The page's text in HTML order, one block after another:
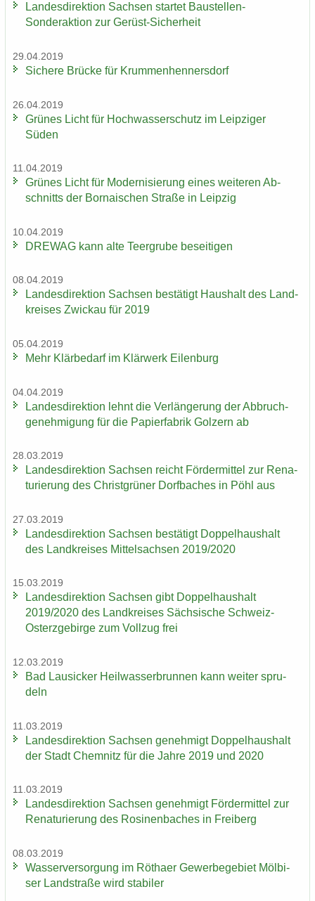
Lan­des­di­rek­ti­on Sach­sen star­tet Baustellen-​
Sonderaktion zur Gerüst-​Sicherheit
29.04.2019
Si­che­re Brü­cke für Krum­men­hen­ners­dorf
26.04.2019
Grü­nes Licht für Hoch­was­ser­schutz im Leip­zi­ger
Süden
11.04.2019
Grü­nes Licht für Mo­der­ni­sie­rung eines wei­te­ren Ab­
schnitts der Bor­na­i­schen Stra­ße in Leip­zig
10.04.2019
DRE­WAG kann alte Teergru­be be­sei­ti­gen
08.04.2019
Lan­des­di­rek­ti­on Sach­sen be­stä­tigt Haus­halt des Land­
krei­ses Zwi­ckau für 2019
05.04.2019
Mehr Klär­be­darf im Klär­werk Ei­len­burg
04.04.2019
Lan­des­di­rek­ti­on lehnt die Ver­län­ge­rung der Ab­bruch­
ge­neh­mi­gung für die Pa­pier­fa­brik Golz­ern ab
28.03.2019
Lan­des­di­rek­ti­on Sach­sen reicht För­der­mit­tel zur Re­na­
tu­rie­rung des Christ­grü­ner Dorf­ba­ches in Pöhl aus
27.03.2019
Lan­des­di­rek­ti­on Sach­sen be­stä­tigt Dop­pel­haus­halt
des Land­krei­ses Mit­tel­sach­sen 2019/2020
15.03.2019
Lan­des­di­rek­ti­on Sach­sen gibt Dop­pel­haus­halt
2019/2020 des Land­krei­ses Säch­si­sche Schweiz-​
Osterzgebirge zum Voll­zug frei
12.03.2019
Bad Lau­si­cker Heil­was­ser­brun­nen kann wei­ter spru­
deln
11.03.2019
Lan­des­di­rek­ti­on Sach­sen ge­neh­migt Dop­pel­haus­halt
der Stadt Chem­nitz für die Jahre 2019 und 2020
11.03.2019
Lan­des­di­rek­ti­on Sach­sen ge­neh­migt För­der­mit­tel zur
Re­na­tu­rie­rung des Ro­si­nen­ba­ches in Frei­berg
08.03.2019
Was­ser­ver­sor­gung im Rö­tha­er Ge­wer­be­ge­biet Möl­bi­
ser Land­stra­ße wird sta­bi­ler